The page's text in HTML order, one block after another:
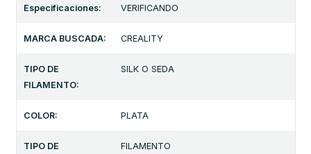
Especificaciones: VERIFICANDO
MARCA BUSCADA: CREALITY
TIPO DE
FILAMENTO:
SILK O SEDA
COLOR: PLATA
TIPO DE
FILAMENTO